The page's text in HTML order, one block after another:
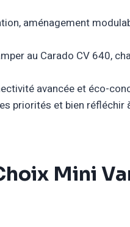
aménagement
au Carado CV 640,
avancée et éco-
priorités et bien réfléchir
Mini